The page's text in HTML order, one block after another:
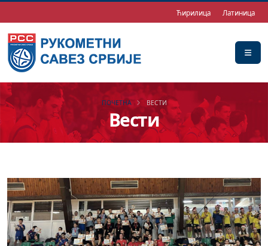
Ћирилица Латиница
Вести
ПОЧЕТНА ВЕСТИ